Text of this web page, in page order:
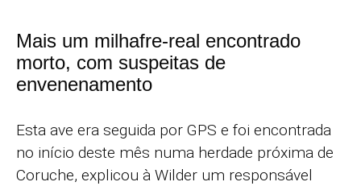
Mais um milhafre-real encontrado
morto, com suspeitas de
envenenamento
Esta ave era seguida por GPS e foi encontrada
no início deste mês numa herdade próxima de
Coruche, explicou à Wilder um responsável